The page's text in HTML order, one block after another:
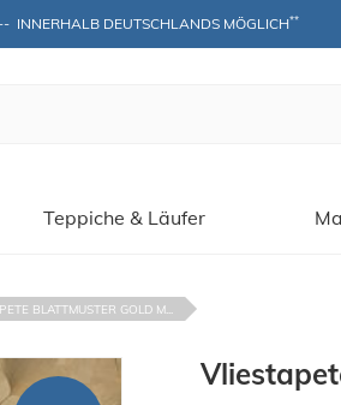
INNERHALB DEUTSCHLANDS MÖGLICH**
Teppiche & Läufer
BLATTMUSTER GOLD M...